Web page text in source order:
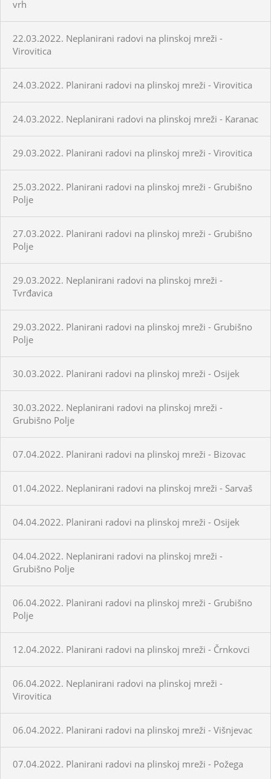
vrh
22.03.2022. Neplanirani radovi na plinskoj mreži -
Virovitica
24.03.2022. Planirani radovi na plinskoj mreži - Virovitica
24.03.2022. Neplanirani radovi na plinskoj mreži - Karanac
29.03.2022. Planirani radovi na plinskoj mreži - Virovitica
25.03.2022. Planirani radovi na plinskoj mreži - Grubišno
Polje
27.03.2022. Planirani radovi na plinskoj mreži - Grubišno
Polje
29.03.2022. Neplanirani radovi na plinskoj mreži -
Tvrđavica
29.03.2022. Planirani radovi na plinskoj mreži - Grubišno
Polje
30.03.2022. Planirani radovi na plinskoj mreži - Osijek
30.03.2022. Neplanirani radovi na plinskoj mreži -
Grubišno Polje
07.04.2022. Planirani radovi na plinskoj mreži - Bizovac
01.04.2022. Neplanirani radovi na plinskoj mreži - Sarvaš
04.04.2022. Planirani radovi na plinskoj mreži - Osijek
04.04.2022. Neplanirani radovi na plinskoj mreži -
Grubišno Polje
06.04.2022. Planirani radovi na plinskoj mreži - Grubišno
Polje
12.04.2022. Planirani radovi na plinskoj mreži - Črnkovci
06.04.2022. Neplanirani radovi na plinskoj mreži -
Virovitica
06.04.2022. Planirani radovi na plinskoj mreži - Višnjevac
07.04.2022. Planirani radovi na plinskoj mreži - Požega